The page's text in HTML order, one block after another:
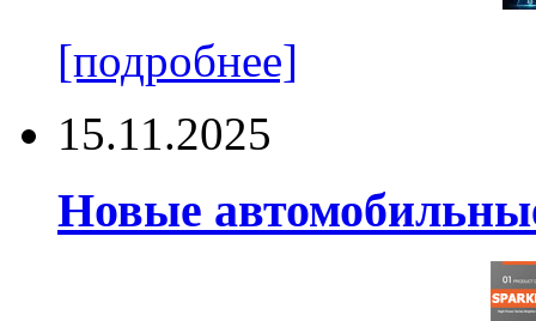
[подробнее]
15.11.2025
Новые